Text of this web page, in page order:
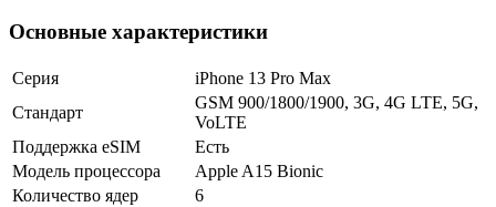
Основные характеристики
Серия
iPhone 13 Pro Max
Стандарт
GSM 900/1800/1900, 3G, 4G LTE, 5G,
VoLTE
Поддержка eSIM
Есть
Модель процессора
Apple A15 Bionic
Количество ядер
6